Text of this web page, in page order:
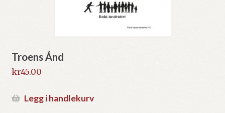
Troens Ånd
kr45.00
Legg i handlekurv